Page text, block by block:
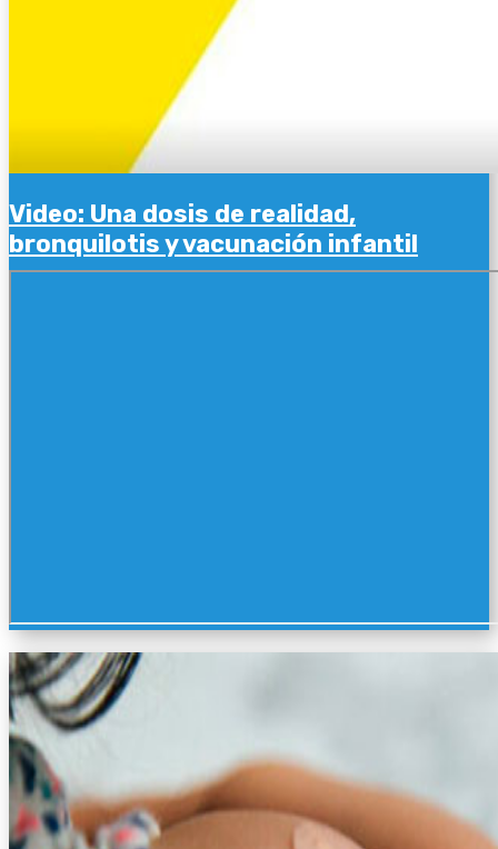
Video: Una dosis de realidad,
bronquilotis y vacunación infantil